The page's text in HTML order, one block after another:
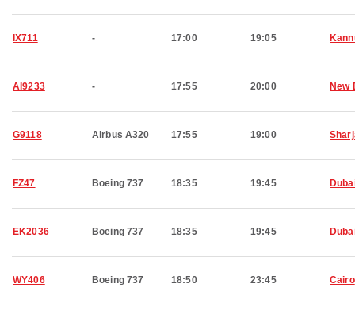
IX711 - 17:00 19:05
AI9233 - 17:55 20:00 New
G9118 Airbus A320 17:55 19:00
FZ47 Boeing 737 18:35 19:45
EK2036 Boeing 737 18:35 19:45
WY406 Boeing 737 18:50 23:45 Cairo